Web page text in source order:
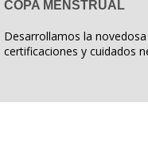
COPA MENSTRUAL
Desarrollamos la
certificaciones y cuidados